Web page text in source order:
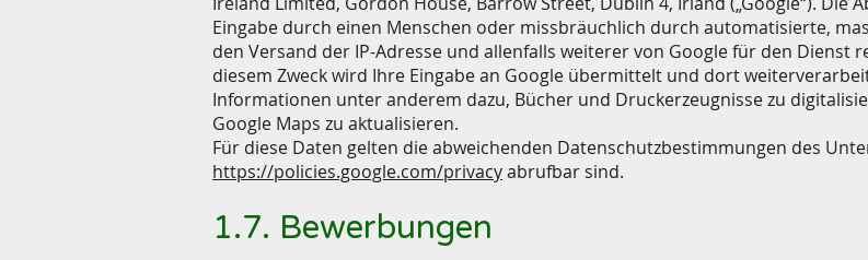
1.7. Bewerbungen
Eingabe durch einen Menschen oder missbräuchlich durch automatisierte,
den Versand der IP-Adresse und allenfalls weiterer von Google für den Dienst
diesem Zweck wird Ihre Eingabe an Google übermittelt und dort
Informationen unter anderem dazu, Bücher und Druckerzeugnisse zu
Google Maps zu aktualisieren.
Für diese Daten gelten die abweichenden Datenschutzbestimmungen des
https://policies.google.com/privacyabrufbar sind.